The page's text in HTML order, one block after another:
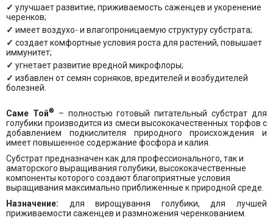
улучшает развитие, приживаемость саженцев и укоренение
черенков;
имеет воздухо- и влагопроницаемую структуру субстрата;
создает комфортные условия роста для растений, повышает
иммунитет;
угнетает развитие вредной микрофлоры;
избавлен от семян сорняков, вредителей и возбудителей
болезней.
Саме Той® – полностью готовый питательный субстрат для
голубики производится из смеси высококачественных торфов с
добавлением подкислителя природного происхождения и
имеет повышенное содержание фосфора и калия.
Субстрат предназначен как для профессионального, так и
аматорского выращивания голубики, высококачественные
компоненты которого создают благоприятные условия
выращивания максимально приближенные к природной среде.
Назначение: для вирощування голубики, для лучшей
приживаемости саженцев и размножения черенкованием.